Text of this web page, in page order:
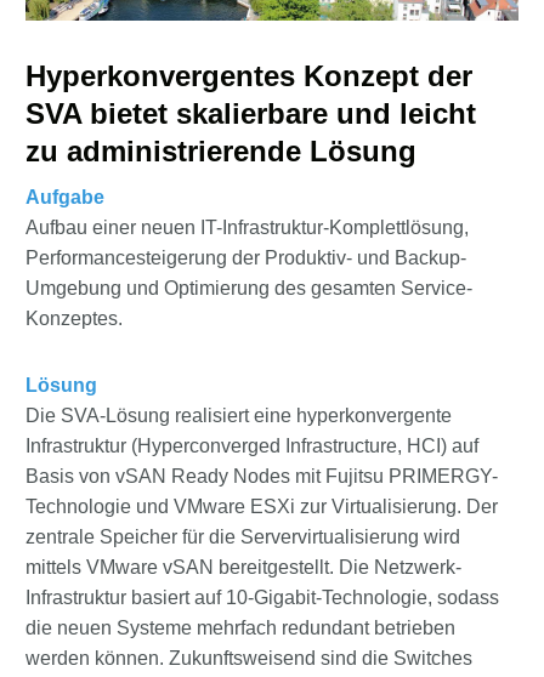
Hyperkonvergentes Konzept der
SVA bietet skalierbare und leicht
zu administrierende Lösung
Aufgabe
Aufbau einer neuen IT-Infrastruktur-Komplettlösung,
Performancesteigerung der Produktiv- und Backup-
Umgebung und Optimierung des gesamten Service-
Konzeptes.
Lösung
Die SVA-Lösung realisiert eine hyperkonvergente
Infrastruktur (Hyperconverged Infrastructure, HCI) auf
Basis von vSAN Ready Nodes mit Fujitsu PRIMERGY-
Technologie und VMware ESXi zur Virtualisierung. Der
zentrale Speicher für die Servervirtualisierung wird
mittels VMware vSAN bereitgestellt. Die Netzwerk-
Infrastruktur basiert auf 10-Gigabit-Technologie, sodass
die neuen Systeme mehrfach redundant betrieben
werden können. Zukunftsweisend sind die Switches